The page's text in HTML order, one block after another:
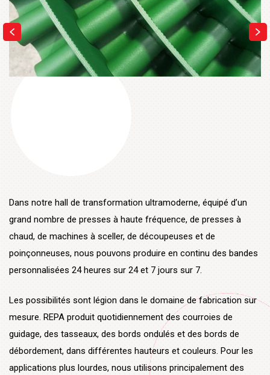
Dans notre hall de transformation ultramoderne, équipé d’un
grand nombre de presses à haute fréquence, de presses à
chaud, de machines à sceller, de découpeuses et de
poinçonneuses, nous pouvons produire en continu des bandes
personnalisées 24 heures sur 24 et 7 jours sur 7.
Les possibilités sont légion dans le domaine de fabrication sur
mesure. REPA produit quotidiennement des courroies de
guidage, des tasseaux, des bords ondulés et des bords de
débordement, dans différentes hauteurs et couleurs. Pour les
applications plus lourdes, nous utilisons principalement des